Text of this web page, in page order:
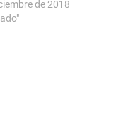
de 2018